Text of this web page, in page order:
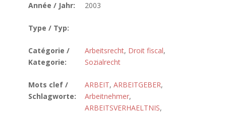
Année / Jahr: 2003
Type / Typ:
Catégorie /
Kategorie:
Arbeitsrecht, Droit fiscal,
Sozialrecht
Mots clef /
Schlagworte:
ARBEIT, ARBEITGEBER,
Arbeitnehmer,
ARBEITSVERHAELTNIS,